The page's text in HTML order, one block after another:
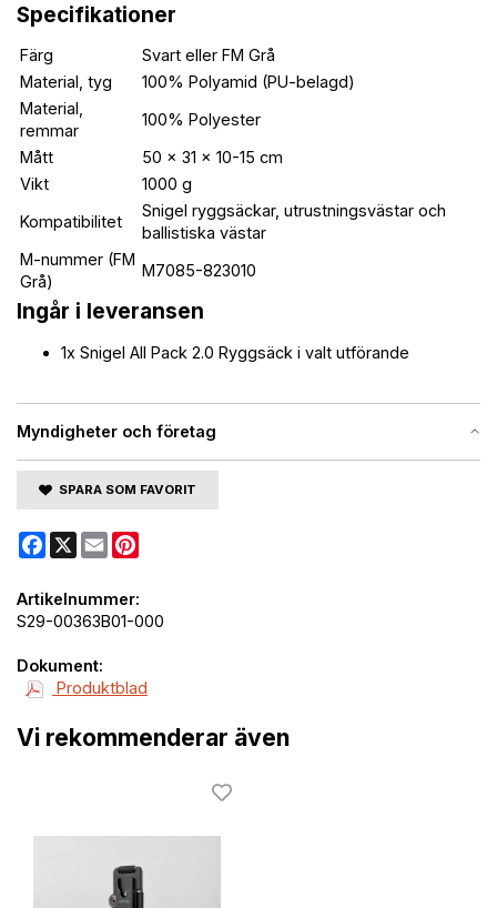
Myndigheter och företag
Specifikationer
Färg
Svart eller FM Grå
Material, tyg
100% Polyamid (PU-belagd)
Material,
remmar
100% Polyester
Mått
50 x 31 x 10-15 cm
Vikt
1000 g
Kompatibilitet
Snigel ryggsäckar, utrustningsvästar och
ballistiska västar
M-nummer (FM
Grå)
M7085-823010
Ingår i leveransen
1x Snigel All Pack 2.0 Ryggsäck i valt utförande
SPARA SOM FAVORIT
Facebook
X Email
Artikelnummer:
S29-00363B01-000
Dokument:
Produktblad
Vi rekommenderar även